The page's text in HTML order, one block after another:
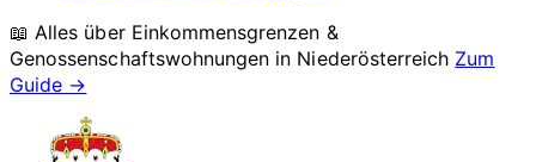
📖 Alles über Einkommensgrenzen &
Genossenschaftswohnungen in Niederösterreich Zum
Guide →